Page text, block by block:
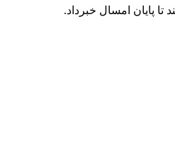
پایان امسال خبرداد.